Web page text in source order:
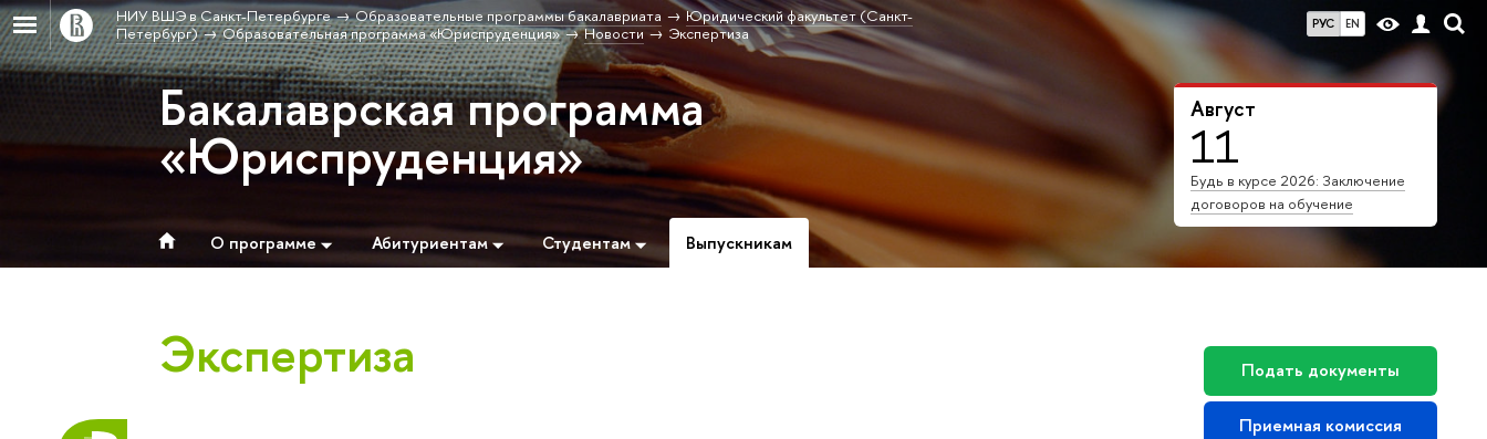
РУС EN
НИУ ВШЭ в Санкт-Петербурге Образовательные программы бакалавриата
Юридический факультет (Санкт-
Петербург)
Образовательная программа «Юриспруденция» Новости Экспертиза
Август
11
Будь в курсе 2026: Заключение
договоров на обучение
Бакалаврская программа
«Юриспруденция»
О программе Абитуриентам Студентам Выпускникам
Подать документы
Приемная комиссия
Экспертиза